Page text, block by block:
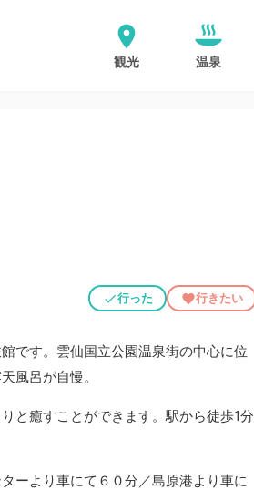
観光 温泉
行った 行きたい
です。雲仙国立公園温泉街の中心に位
風呂が自慢。
と癒すことができます。駅から徒歩1分
より車にて６０分／島原港より車に